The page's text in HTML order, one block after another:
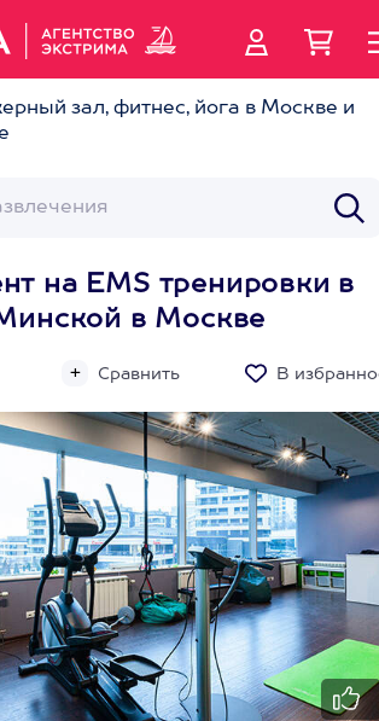
зал, фитнес, йога в Москве и
на EMS тренировки в
в Москве
Сравнить В